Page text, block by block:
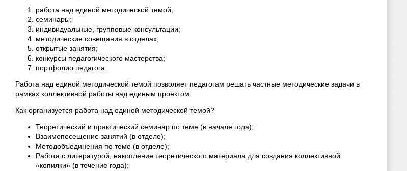
работа над единой методической темой;
семинары;
индивидуальные, групповые консультации;
методические совещания в отделах;
открытые занятия;
конкурсы педагогического мастерства;
портфолио педагога.
Работа над единой методической темой позволяет педагогам решать частные методические задачи в
рамках коллективной работы над единым проектом.
Как организуется работа над единой методической темой?
Теоретический и практический семинар по теме (в начале года);
Взаимопосещение занятий (в отделе);
Методобъединения по теме (в отделе);
Работа с литературой, накопление теоретического материала для создания коллективной
«копилки» (в течение года);